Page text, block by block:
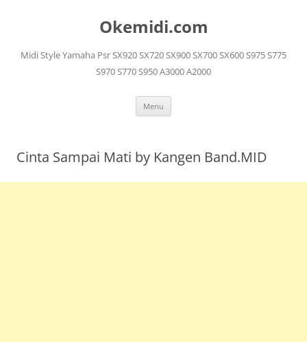
Okemidi.com
Midi Style Yamaha Psr SX920 SX720 SX900 SX700 SX600 S975 S775
S970 S770 S950 A3000 A2000
Menu
Cinta Sampai Mati by Kangen Band.MID